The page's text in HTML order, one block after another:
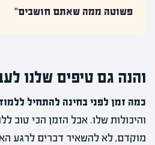
פשוטה ממה שאתם חושבים"
והנה גם טיפים שלנו
כמה זמן לפני בחינה להתחיל
והיכולות שלו. אבל הזמן הכי טוב
מוקדם, לא להשאיר דברים לרגע